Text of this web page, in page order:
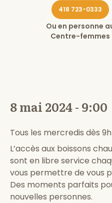
418 723-0333
Ou en personne
Centre-femmes
8 mai 2024 - 9:00
Tous les mercredis dès
L’accès aux boissons
sont en libre service
vous permettre de vous
Des moments parfaits
nouvelles personnes.